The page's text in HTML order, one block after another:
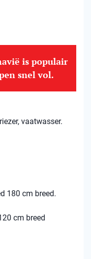
is populair
snel vol.
vaatwasser.
180 cm breed.
cm breed